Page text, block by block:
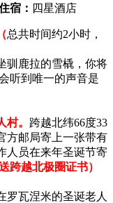
宿： 四星酒店
总共时间约2小时，
驯鹿拉的雪橇，你将
听到唯一的声音是
村。 跨越北纬66度33
方邮局寄上一张带有
人员在来年圣诞节寄
送跨越北极圈证书）
罗瓦涅米的圣诞老人